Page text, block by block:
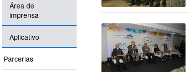
Área de
imprensa
Aplicativo
Parcerias